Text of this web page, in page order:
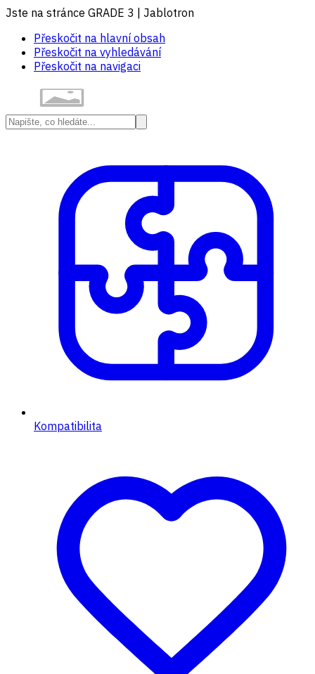
Jste na stránce GRADE 3 | Jablotron
Přeskočit na hlavní obsah
Přeskočit na vyhledávání
Přeskočit na navigaci
Kompatibilita